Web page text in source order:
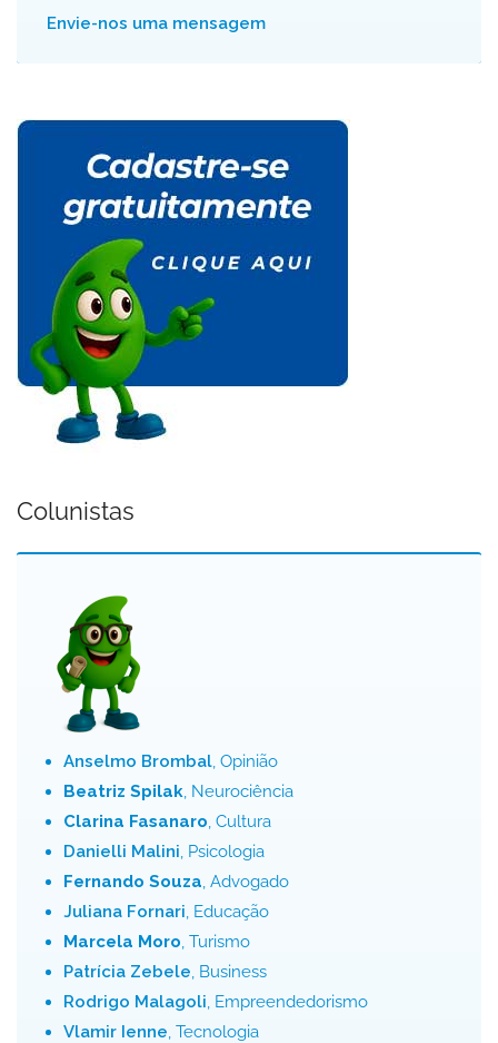
Envie-nos uma mensagem
Colunistas
Anselmo Brombal, Opinião
Beatriz Spilak, Neurociência
Clarina Fasanaro, Cultura
Danielli Malini, Psicologia
Fernando Souza, Advogado
Juliana Fornari, Educação
Marcela Moro, Turismo
Patrícia Zebele, Business
Rodrigo Malagoli, Empreendedorismo
Vlamir Ienne, Tecnologia